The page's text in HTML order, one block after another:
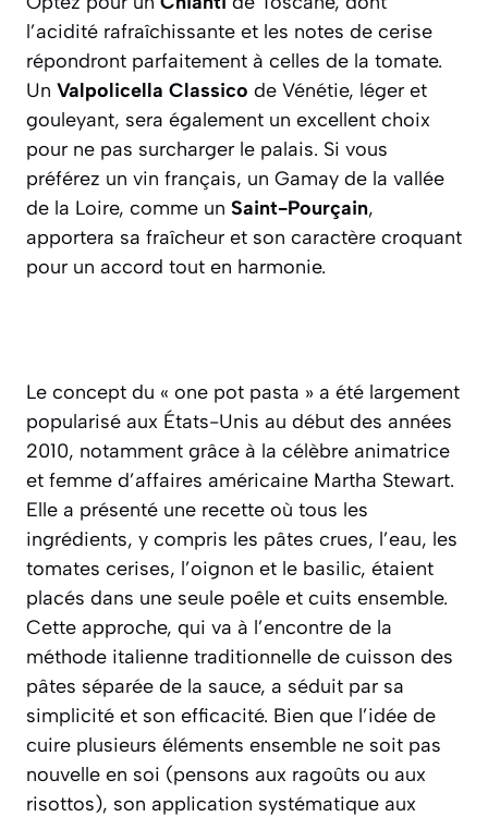
l’acidité rafraîchissante et les notes de cerise
répondront parfaitement à celles de la tomate.
Un Valpolicella Classico de Vénétie, léger et
gouleyant, sera également un excellent choix
pour ne pas surcharger le palais. Si vous
préférez un vin français, un Gamay de la vallée
de la Loire, comme un Saint-Pourçain,
apportera sa fraîcheur et son caractère croquant
pour un accord tout en harmonie.
Le concept du « one pot pasta » a été largement
popularisé aux États-Unis au début des années
2010, notamment grâce à la célèbre animatrice
et femme d’affaires américaine Martha Stewart.
Elle a présenté une recette où tous les
ingrédients, y compris les pâtes crues, l’eau, les
tomates cerises, l’oignon et le basilic, étaient
placés dans une seule poêle et cuits ensemble.
Cette approche, qui va à l’encontre de la
méthode italienne traditionnelle de cuisson des
pâtes séparée de la sauce, a séduit par sa
simplicité et son efficacité. Bien que l’idée de
cuire plusieurs éléments ensemble ne soit pas
nouvelle en soi (pensons aux ragoûts ou aux
risottos), son application systématique aux